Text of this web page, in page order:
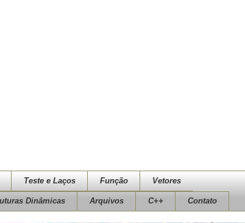
Teste e Laços Função Vetores
Dinâmicas Arquivos C++ Contato